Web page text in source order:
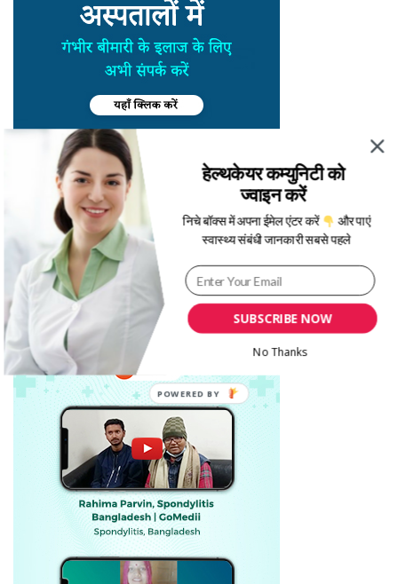
SUBSCRIBE NOW
हेल्थकेयर कम्युनिटी को
ज्वाइन करें
निचे बॉक्स में अपना ईमेल एंटर करें
और पाएं
स्वास्थ्य संबंधी जानकारी सबसे पहले
No Thanks
POWERED BY